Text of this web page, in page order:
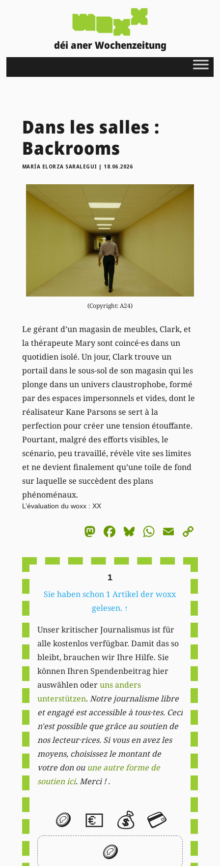
déi aner Wochenzeitung
Dans les salles :
Backrooms
MARÍA ELORZA SARALEGUI | 18.06.2026
(Copyright: A24)
Le gérant d’un magasin de meubles, Clark, et
la thérapeute Mary sont coincé·es dans un
quotidien isolé. Un jour, Clark trouve un
portail dans le sous-sol de son magasin qui les
plonge dans un univers claustrophobe, formé
par des espaces impersonnels et vides, dont le
réalisateur Kane Parsons se sert à la
perfection pour créer une tension étouffante.
Pourtant, malgré des efforts visibles, le
scénario, peu travaillé, révèle vite ses limites
et ne devient finalement qu’une toile de fond
sur laquelle se succèdent des plans
phénoménaux.
L’évaluation du woxx : XX
Mastodon
Facebook
BlueskyEmail
1
Sie haben schon 1 Artikel der woxx
gelesen. ↑
Unser kritischer Journalismus ist für
alle kostenlos verfügbar. Damit das so
bleibt, brauchen wir Ihre Hilfe. Sie
können Ihren Spendenbeitrag hier
auswählen oderuns anders
unterstützen. Notre journalisme libre
et engagé est accessible à tous·tes. Ceci
n'est possible que grâce au soutien de
nos lecteur·rices. Si vous en avez les
moyens, choisissez le montant de
votre don ou une autre forme de
soutien ici. Merci ! .
🪙 💶 💰 💳
🪙